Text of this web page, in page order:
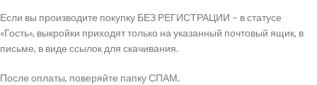
Если вы производите покупку БЕЗ РЕГИСТРАЦИИ – в статусе
«Гость», выкройки приходят только на указанный почтовый ящик, в
письме, в виде ссылок для скачивания.
После оплаты, поверяйте папку СПАМ.